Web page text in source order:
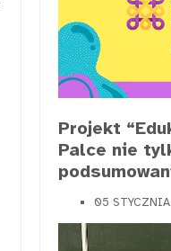
Projekt
Palce nie
05